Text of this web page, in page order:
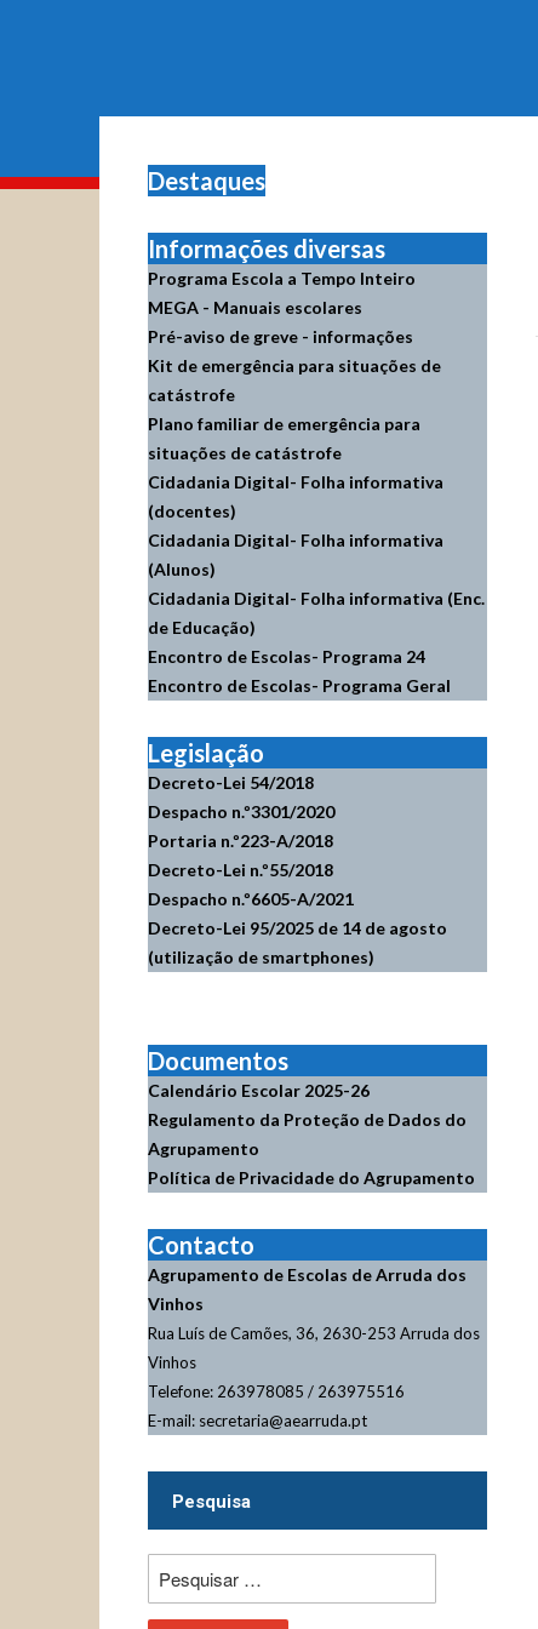
Destaques
Informações diversas
Programa Escola a Tempo Inteiro
MEGA - Manuais escolares
Pré-aviso de greve - informações
Kit de emergência para situações de
catástrofe
Plano familiar de emergência para
situações de catástrofe
Cidadania Digital- Folha informativa
(docentes)
Cidadania Digital- Folha informativa
(Alunos)
Cidadania Digital- Folha informativa (Enc.
de Educação)
Encontro de Escolas- Programa 24
Encontro de Escolas- Programa Geral
Legislação
Decreto-Lei 54/2018
Despacho n.º3301/2020
Portaria n.º223-A/2018
Decreto-Lei n.º55/2018
Despacho n.º6605-A/2021
Decreto-Lei 95/2025 de 14 de agosto
(utilização de smartphones)
Documentos
Calendário Escolar 2025-26
Regulamento da Proteção de Dados do
Agrupamento
Política de Privacidade do Agrupamento
Contacto
Agrupamento de Escolas de Arruda dos
Vinhos
Rua Luís de Camões, 36, 2630-253 Arruda dos
Vinhos
Telefone: 263978085 / 263975516
E-mail: secretaria@aearruda.pt
Pesquisa